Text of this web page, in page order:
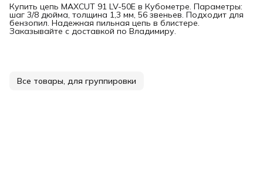
Купить цепь MAXCUT 91 LV-50E в Кубометре. Параметры:
шаг 3/8 дюйма, толщина 1,3 мм, 56 звеньев. Подходит для
бензопил. Надежная пильная цепь в блистере.
Заказывайте с доставкой по Владимиру.
Все товары, для группировки